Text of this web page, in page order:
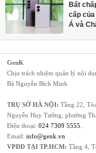
Bất
cấp
Á và
GenK
Chịu trách nhiệm quản lý nội
Bà Nguyễn Bích Minh
TRỤ SỞ HÀ NỘI: Tầng 22,
Nguyễn Huy Tưởng, phường
Điện thoại: 024 7309 5555
Email: info@genk.vn
VPĐD TẠI TP.HCM: Tầng 4,